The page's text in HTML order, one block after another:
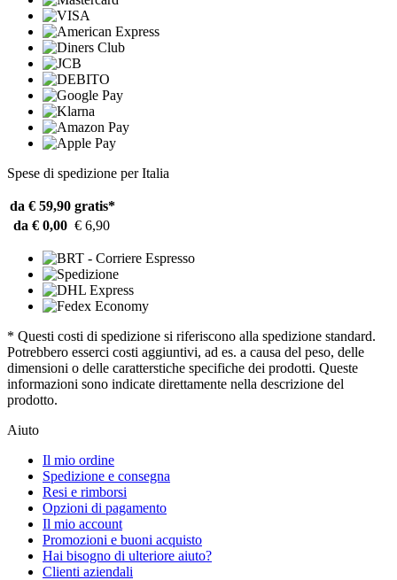
Spese di spedizione per Italia
da € 59,90 gratis*
da € 0,00 € 6,90
* Questi costi di spedizione si riferiscono alla spedizione standard.
Potrebbero esserci costi aggiuntivi, ad es. a causa del peso, delle
dimensioni o delle caratterstiche specifiche dei prodotti. Queste
informazioni sono indicate direttamente nella descrizione del
prodotto.
Aiuto
Il mio ordine
Spedizione e consegna
Resi e rimborsi
Opzioni di pagamento
Il mio account
Promozioni e buoni acquisto
Hai bisogno di ulteriore aiuto?
Clienti aziendali